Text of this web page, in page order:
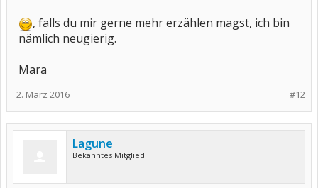
, falls du mir gerne mehr erzählen magst, ich bin
nämlich neugierig.
Mara
#12
2. März 2016
Lagune
Bekanntes Mitglied